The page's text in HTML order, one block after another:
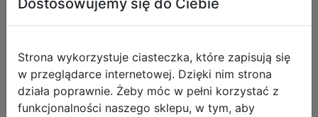
Dostosowujemy się do Ciebie
Strona wykorzystuje ciasteczka, które zapisują się
w przeglądarce internetowej. Dzięki nim strona
działa poprawnie. Żeby móc w pełni korzystać z
funkcjonalności naszego sklepu, w tym, aby